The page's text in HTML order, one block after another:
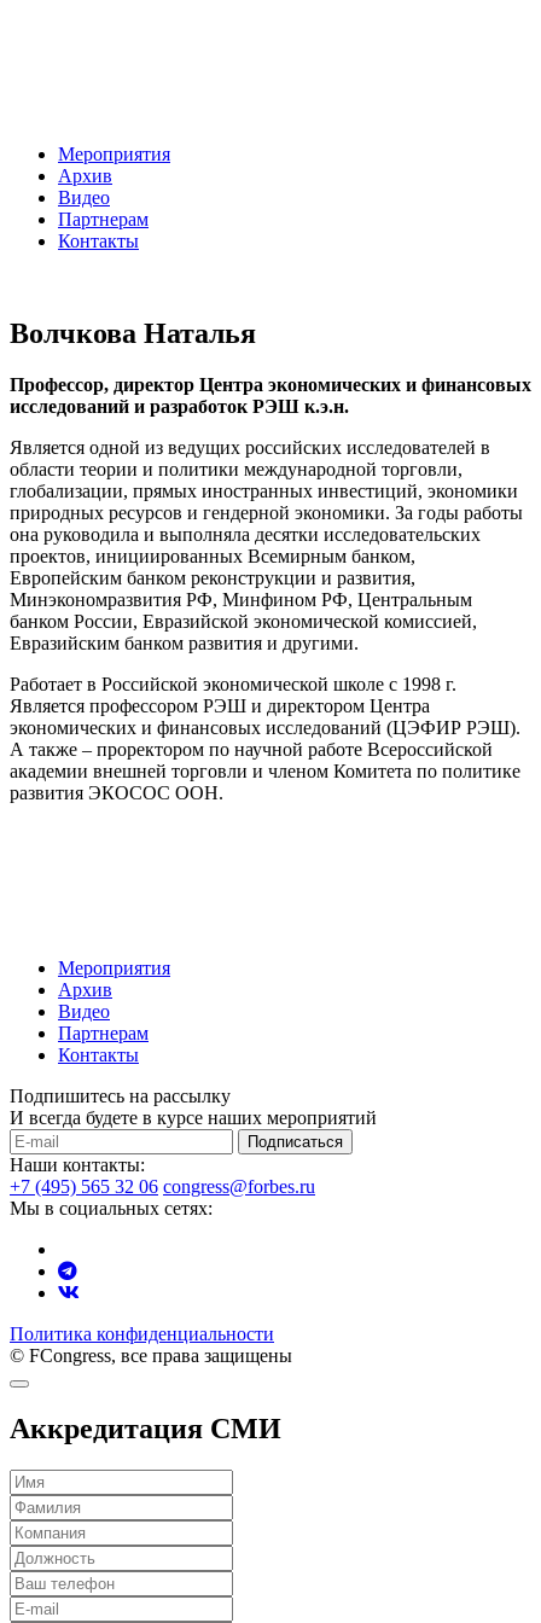
Мероприятия
Архив
Видео
Партнерам
Контакты
Волчкова Наталья
Профессор, директор Центра экономических и финансовых
исследований и разработок РЭШ к.э.н.
Является одной из ведущих российских исследователей в
области теории и политики международной торговли,
глобализации, прямых иностранных инвестиций, экономики
природных ресурсов и гендерной экономики. За годы работы
она руководила и выполняла десятки исследовательских
проектов, инициированных Всемирным банком,
Европейским банком реконструкции и развития,
Минэкономразвития РФ, Минфином РФ, Центральным
банком России, Евразийской экономической комиссией,
Евразийским банком развития и другими.
Работает в Российской экономической школе с 1998 г.
Является профессором РЭШ и директором Центра
экономических и финансовых исследований (ЦЭФИР РЭШ).
А также – проректором по научной работе Всероссийской
академии внешней торговли и членом Комитета по политике
развития ЭКОСОС ООН.
Мероприятия
Архив
Видео
Партнерам
Контакты
Подпишитесь на рассылку
И всегда будете в курсе наших мероприятий
Подписаться
Наши контакты:
+7 (495) 565 32 06 congress@forbes.ru
Мы в социальных сетях:
Политика конфиденциальности
© FCongress, все права защищены
Аккредитация СМИ